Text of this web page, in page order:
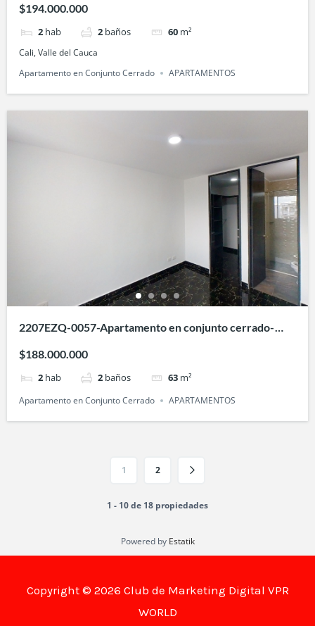
$194.000.000
2 hab 2 baños 60 m²
Cali, Valle del Cauca
Apartamento en Conjunto Cerrado
APARTAMENTOS
2207EZQ-0057-Apartamento en conjunto cerrado-
$188.000.000
2 hab 2 baños 63 m²
Apartamento en Conjunto Cerrado APARTAMENTOS
1 2
1 - 10 de 18 propiedades
Powered by Estatik
Copyright © 2026 Club de Marketing Digital VPR
WORLD